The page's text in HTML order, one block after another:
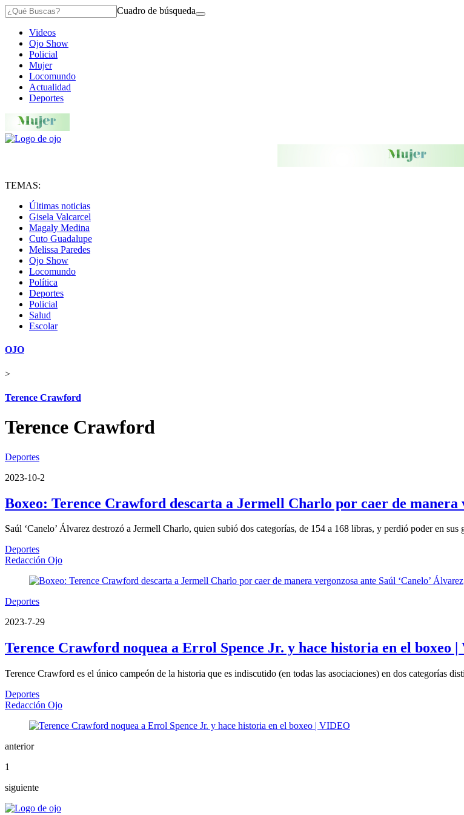
Cuadro de búsqueda
Videos
Ojo Show
Policial
Mujer
Locomundo
Actualidad
Deportes
TEMAS:
Últimas noticias
Gisela Valcarcel
Magaly Medina
Cuto Guadalupe
Melissa Paredes
Ojo Show
Locomundo
Política
Deportes
Policial
Salud
Escolar
OJO
>
Terence Crawford
Terence Crawford
Deportes
2023-10-2
Boxeo: Terence Crawford descarta a Jermell Charlo por caer de manera
Saúl ‘Canelo’ Álvarez destrozó a Jermell Charlo, quien subió dos categorías, de 154 a 168 libras, y perdió poder en sus
Deportes
Redacción Ojo
Deportes
2023-7-29
Terence Crawford noquea a Errol Spence Jr. y hace historia en el boxeo
Terence Crawford es el único campeón de la historia que es indiscutido (en todas las asociaciones) en dos categorías
Deportes
Redacción Ojo
anterior
1
siguiente